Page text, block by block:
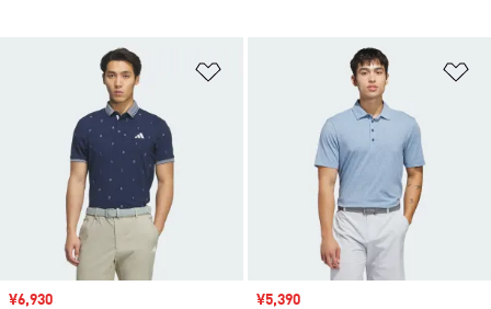
ほしいものリストに追加
セール価格
¥6,930
セール価格
¥5,390